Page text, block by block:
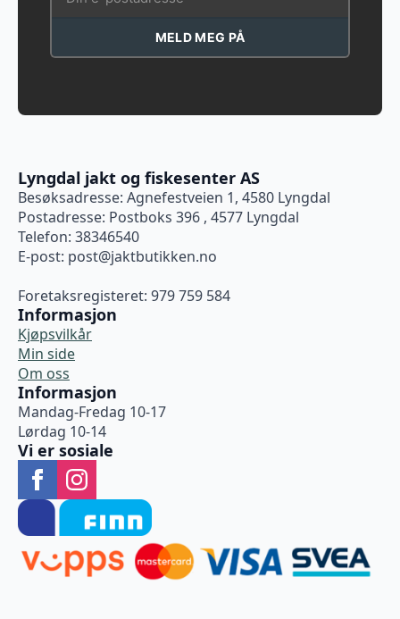
MELD MEG PÅ
Lyngdal jakt og fiskesenter AS
Besøksadresse: Agnefestveien 1, 4580 Lyngdal
Postadresse: Postboks 396 , 4577 Lyngdal
Telefon: 38346540
E-post: post@jaktbutikken.no
Foretaksregisteret: 979 759 584
Informasjon
Kjøpsvilkår
Min side
Om oss
Informasjon
Mandag-Fredag 10-17
Lørdag 10-14
Vi er sosiale